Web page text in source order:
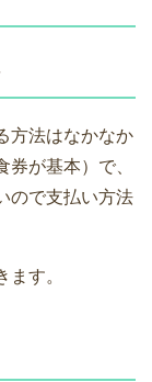
方法はなかなか
が基本）で、
ので支払い方法
す。